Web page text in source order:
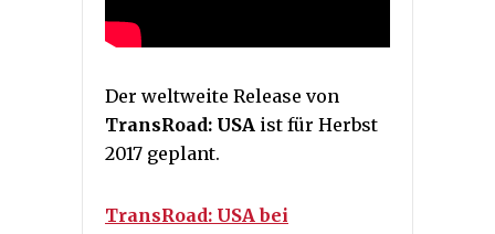
Der weltweite Release von
TransRoad: USA ist für Herbst
2017 geplant.
TransRoad: USA bei